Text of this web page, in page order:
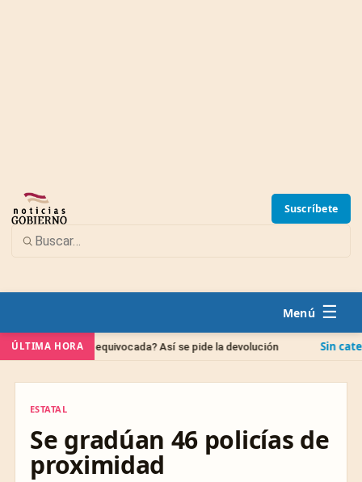
Suscríbete
☰
ÚLTIMA HORA
equivocada? Así se pide la devolución Sin categoría IPAB:
ESTATAL
Se gradúan 46 policías de
proximidad